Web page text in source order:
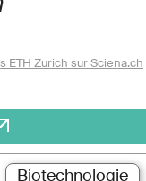
ETH Zurich sur Sciena.ch
Biotechnologie